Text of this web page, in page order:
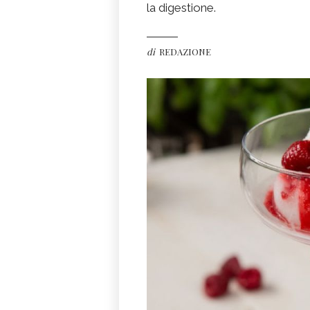
la digestione.
di REDAZIONE